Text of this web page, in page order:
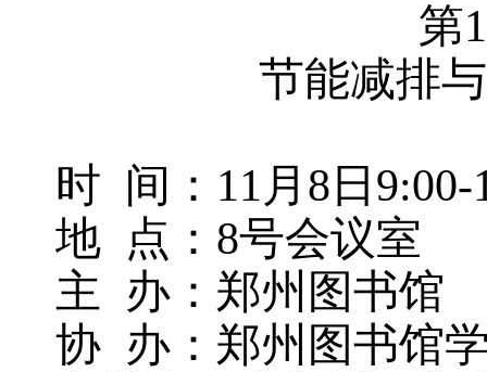
第
节能减排
时 间：11月8日9:00-
地 点：8号会议室
主 办：郑州图书馆
协 办：郑州图书馆